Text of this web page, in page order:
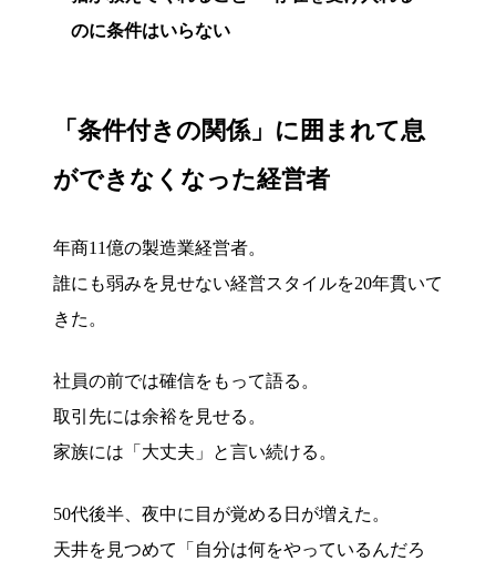
のに条件はいらない
「条件付きの関係」に囲まれて息
ができなくなった経営者
年商11億の製造業経営者。
誰にも弱みを見せない経営スタイルを20年貫いて
きた。
社員の前では確信をもって語る。
取引先には余裕を見せる。
家族には「大丈夫」と言い続ける。
50代後半、夜中に目が覚める日が増えた。
天井を見つめて「自分は何をやっているんだろ